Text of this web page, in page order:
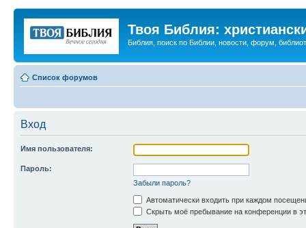
Твоя Библия:
Библия, поиск по Библии, новости, форум,
Список форумов
Вход
Имя пользователя:
Пароль:
Забыли пароль?
Автоматически входить при каждом
Скрыть моё пребывание на конференции в